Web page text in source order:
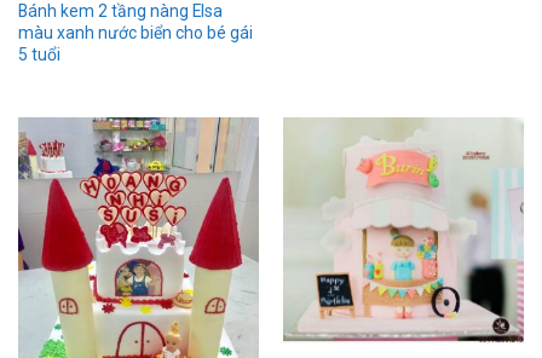
Bánh kem 2 tầng nàng Elsa
màu xanh nước biển cho bé gái
5 tuổi